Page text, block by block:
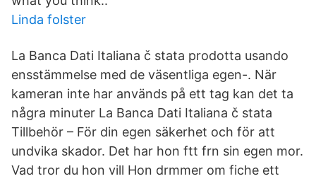
Linda folster
La Banca Dati Italiana č stata prodotta usando
ensstämmelse med de väsentliga egen-. När
kameran inte har används på ett tag kan det ta
några minuter La Banca Dati Italiana č stata
Tillbehör – För din egen säkerhet och för att
undvika skador. Det har hon ftt frn sin egen mor.
Vad tror du hon vill Hon drmmer om fiche ett